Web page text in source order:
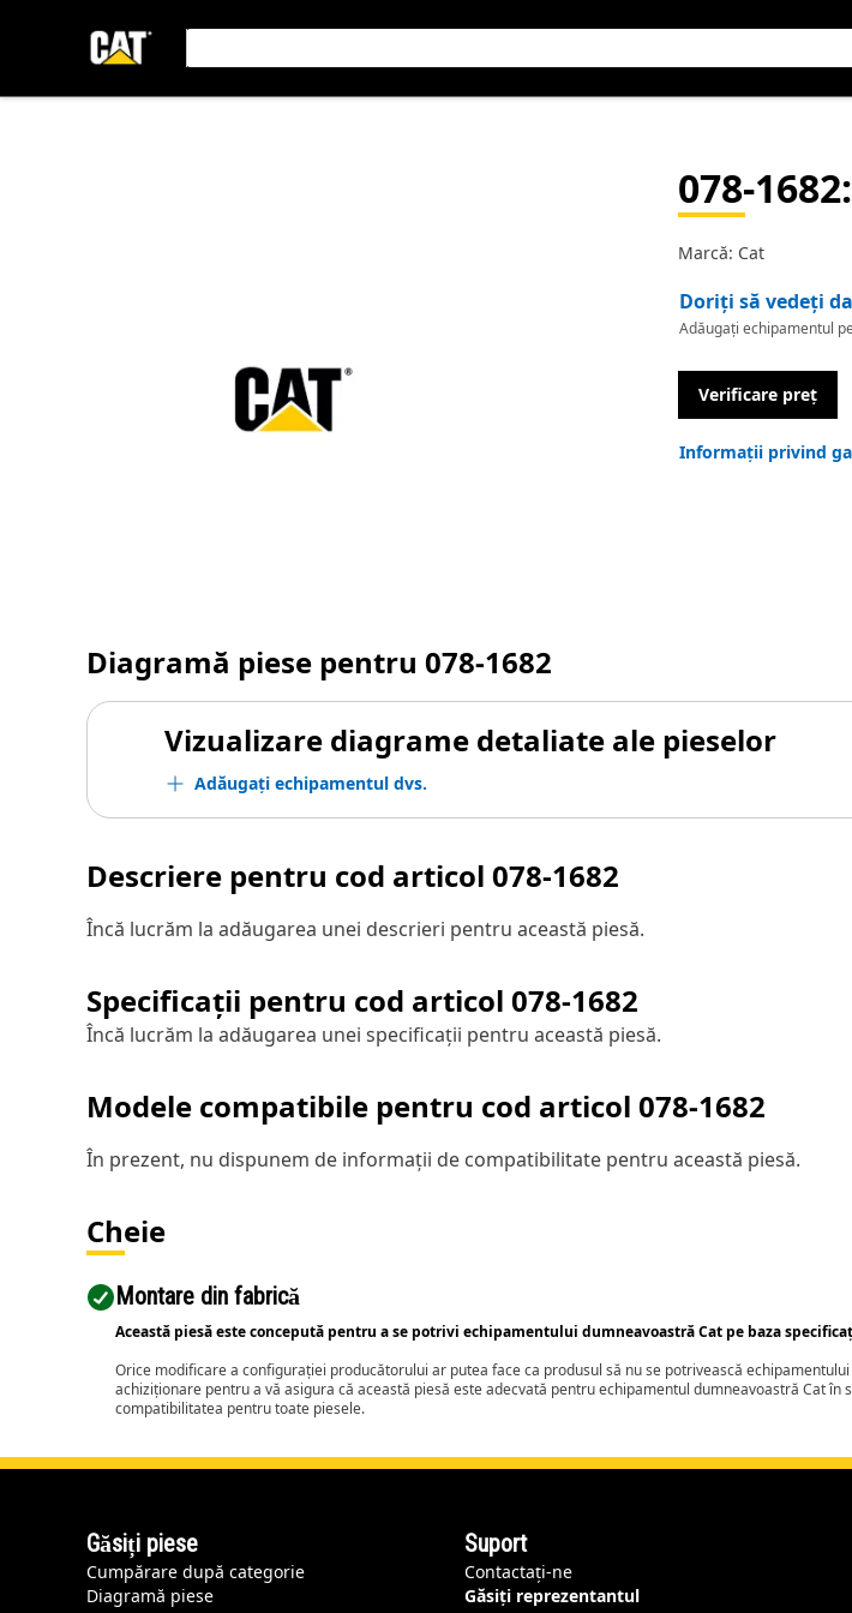
078-1682
Marcă: Cat
Doriți să vedeți
Adăugați echipamentul
Verificare preț
Informații privind
Diagramă piese pentru 078-1682
Vizualizare diagrame detaliate ale pieselor
Adăugați echipamentul dvs.
Descriere pentru cod articol 078-1682
Încă lucrăm la adăugarea unei descrieri pentru această piesă.
Specificații pentru cod articol 078-1682
Încă lucrăm la adăugarea unei specificații pentru această piesă.
Modele compatibile pentru cod articol 078-1682
În prezent, nu dispunem de informații de compatibilitate pentru această piesă.
Cheie
Montare din fabrică
Această piesă este concepută pentru a se potrivi echipamentului dumneavoastră Cat pe baza
Orice modificare a configurației producătorului ar putea face ca produsul să nu se potrivească
achiziționare pentru a vă asigura că această piesă este adecvată pentru echipamentul dumneavoastră Cat
compatibilitatea pentru toate piesele.
Găsiți piese
Cumpărare după categorie
Diagramă piese
Suport
Contactați-ne
Găsiți reprezentantul